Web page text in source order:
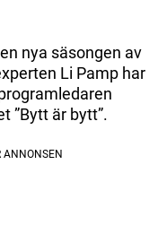
nya säsongen av
Li Pamp har
”Bytt är bytt”.